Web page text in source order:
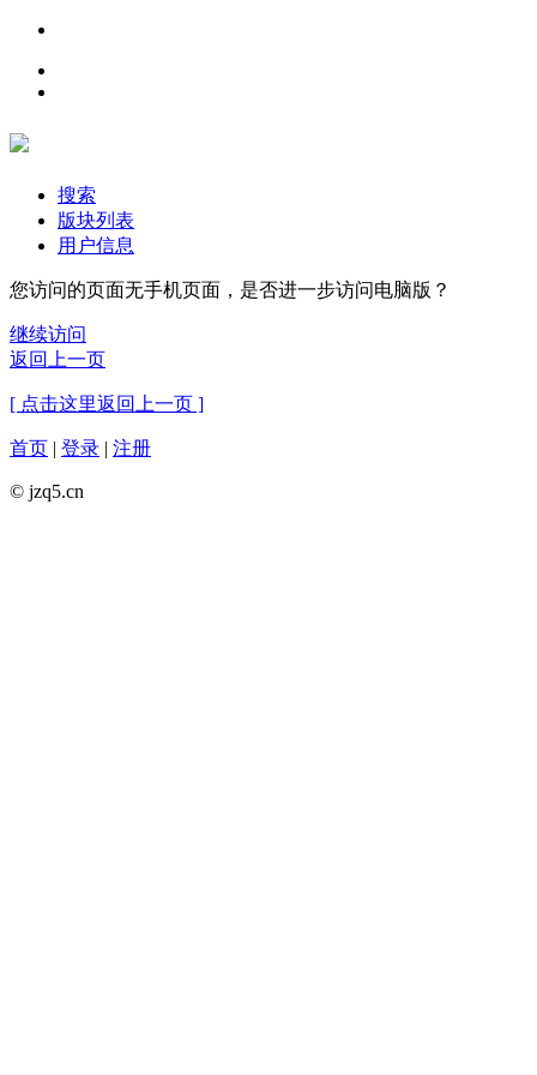
搜索
版块列表
用户信息
您访问的页面无手机页面，是否进一步访问电脑版？
继续访问
返回上一页
[ 点击这里返回上一页 ]
首页 | 登录 | 注册
© jzq5.cn